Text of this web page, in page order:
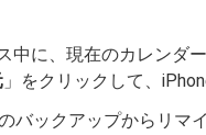
中に、現在のカレンダ
」をクリックして、
バックアップからリマ